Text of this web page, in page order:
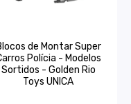
de Montar Super
Polícia - Modelos
Sortidos - Golden Rio
Toys UNICA